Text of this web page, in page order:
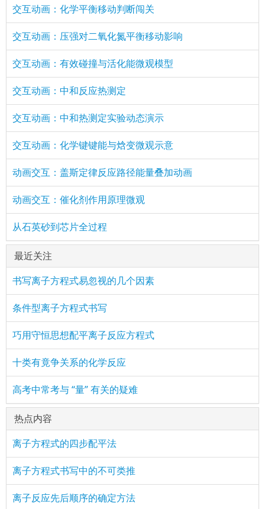
交互动画：化学平衡移动判断闯关
交互动画：压强对二氧化氮平衡移动影响
交互动画：有效碰撞与活化能微观模型
交互动画：中和反应热测定
交互动画：中和热测定实验动态演示
交互动画：化学键键能与焓变微观示意
动画交互：盖斯定律反应路径能量叠加动画
动画交互：催化剂作用原理微观
从石英砂到芯片全过程
最近关注
书写离子方程式易忽视的几个因素
条件型离子方程式书写
巧用守恒思想配平离子反应方程式
十类有竟争关系的化学反应
高考中常考与 “量” 有关的疑难
热点内容
离子方程式的四步配平法
离子方程式书写中的不可类推
离子反应先后顺序的确定方法